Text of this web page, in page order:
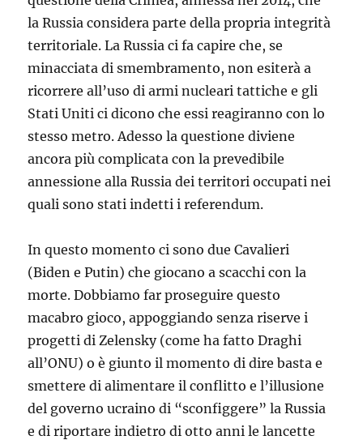
la Russia considera parte della propria integrità
territoriale. La Russia ci fa capire che, se
minacciata di smembramento, non esiterà a
ricorrere all’uso di armi nucleari tattiche e gli
Stati Uniti ci dicono che essi reagiranno con lo
stesso metro. Adesso la questione diviene
ancora più complicata con la prevedibile
annessione alla Russia dei territori occupati nei
quali sono stati indetti i referendum.
In questo momento ci sono due Cavalieri
(Biden e Putin) che giocano a scacchi con la
morte. Dobbiamo far proseguire questo
macabro gioco, appoggiando senza riserve i
progetti di Zelensky (come ha fatto Draghi
all’ONU) o è giunto il momento di dire basta e
smettere di alimentare il conflitto e l’illusione
del governo ucraino di “sconfiggere” la Russia
e di riportare indietro di otto anni le lancette